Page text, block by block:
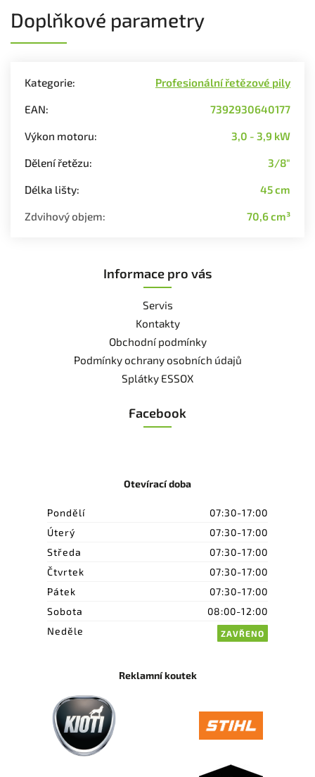
Doplňkové parametry
Kategorie: Profesionální řetězové pily
EAN: 7392930640177
Výkon motoru: 3,0 - 3,9 kW
Dělení řetězu: 3/8"
Délka lišty: 45 cm
Zdvihový objem: 70,6 cm³
Informace pro vás
Servis
Kontakty
Obchodní podmínky
Podmínky ochrany osobních údajů
Splátky ESSOX
Facebook
Otevírací doba
Pondělí
07:30-17:00
Úterý
07:30-17:00
Středa
07:30-17:00
Čtvrtek
07:30-17:00
Pátek
07:30-17:00
Sobota
08:00-12:00
Neděle
ZAVŘENO
Reklamní koutek